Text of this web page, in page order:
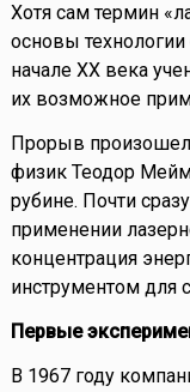
Хотя сам термин
основы
начале XX века
их возможное
Прорыв произошел
физик Теодор
рубине. Почти
применении
концентрация
инструментом для
Первые
В 1967 году